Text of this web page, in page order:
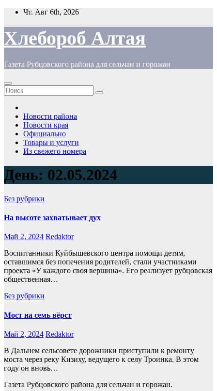
Перейти
содержимому
Чт. Авг 6th, 2026
Хлебороб Алтая
Газета Рубцовского района для сельчан и горожан
Новости района
Новости края
Официально
Товары и услуги
Из свежего номера
День: 02.05.2024
Без рубрики
На высоте захватывает дух
Май 2, 2024 Redaktor
Воспитанники Куйбышевского центра помощи детям,
оставшимся без попечения родителей, стали участниками
проекта «У каждого своя вершина». Его реализует рубцовская
общественная…
Без рубрики
Мост на семь вёрст
Май 2, 2024 Redaktor
В Дальнем сельсовете дорожники приступили к ремонту
моста через реку Кизиху, ведущего к селу Троинка. В этом
году он вновь…
Газета Рубцовского района для сельчан и горожан.